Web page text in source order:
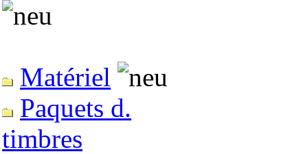
Matériel
Paquets d.
timbres